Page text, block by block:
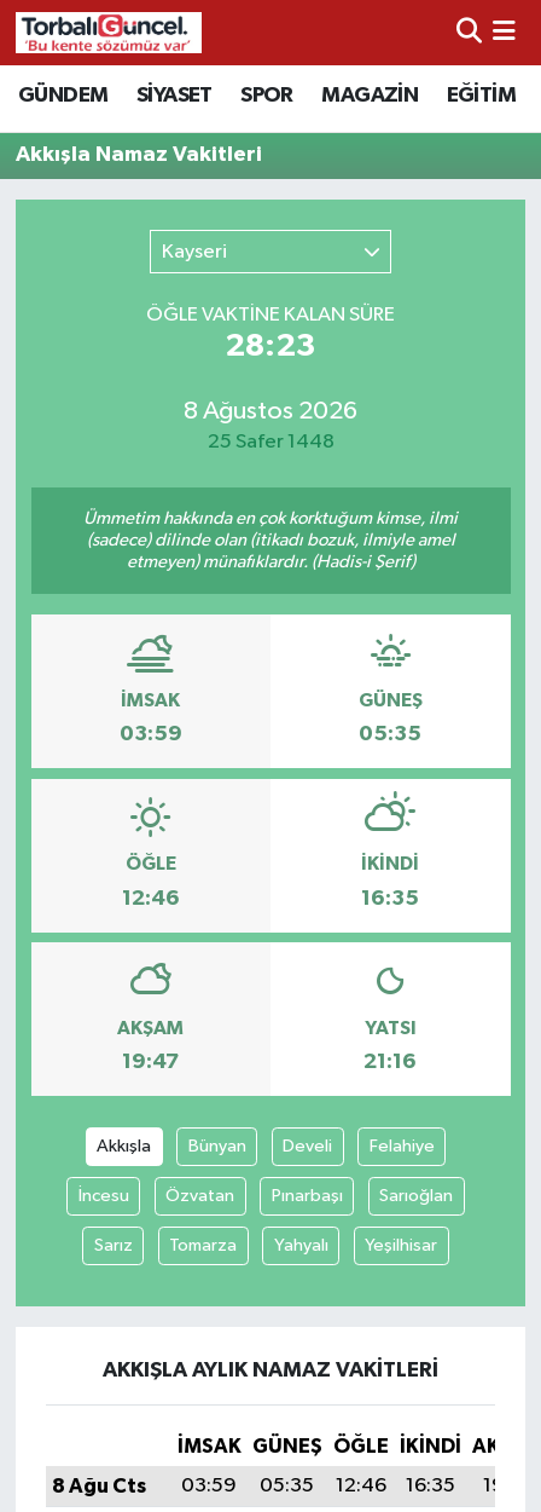
GÜNDEM SİYASET SPOR MAGAZİN EĞİTİM
Akkışla Namaz Vakitleri
Kayseri
ÖĞLE VAKTİNE KALAN SÜRE
28:23
8 Ağustos 2026
25 Safer 1448
Ümmetim hakkında en çok korktuğum kimse, ilmi
(sadece) dilinde olan (itikadı bozuk, ilmiyle amel
etmeyen) münafıklardır. (Hadis-i Şerif)
İMSAK
03:59
GÜNEŞ
05:35
ÖĞLE
12:46
İKINDI
16:35
AKŞAM
19:47
YATSI
21:16
Akkışla Bünyan Develi Felahiye
İncesu Özvatan Pınarbaşı Sarıoğlan
Sarız Tomarza Yahyalı Yeşilhisar
AKKIŞLA AYLIK NAMAZ VAKITLERI
İMSAK GÜNEŞ ÖĞLE İKINDI
8 Ağu Cts
03:59 05:35 12:46 16:35
19:47
İzmir Nöbetçi Eczaneler
İzmir Hava Durumu
İzmir Trafik Yoğunluk Haritası
Süper Lig Puan Durumu ve Fikstür
Tüm Manşetler
Haber Arşivi